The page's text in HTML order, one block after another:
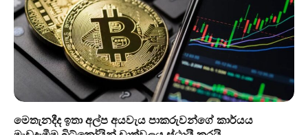
මෙතැනදීද ඉතා අල්ප අයවැය පාකරුවන්ගේ කාර්යය